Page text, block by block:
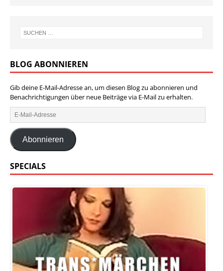
BLOG ABONNIEREN
Gib deine E-Mail-Adresse an, um diesen Blog zu abonnieren und
Benachrichtigungen über neue Beiträge via E-Mail zu erhalten.
Abonnieren
SPECIALS